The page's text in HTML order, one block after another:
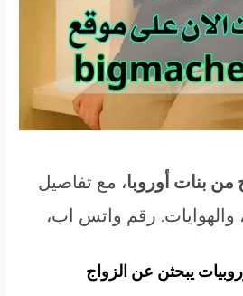
بنات أوروبا، مع تفاصيل
والهوايات. رقم واتس اب،
يبحثن عن الزواج